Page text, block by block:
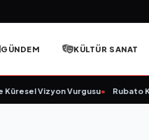
GÜNDEM KÜLTÜR SANAT
Vizyon Vurgusu• Rubato